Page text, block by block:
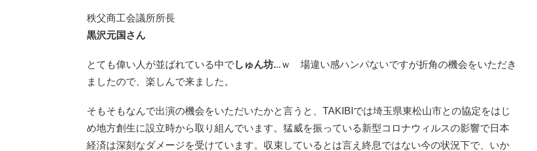
秩父商工会議所所長
黒沢元国さん
とても偉い人が並ばれている中でしゅん坊...ｗ 場違い感ハンパないですが折角の機会をいただき
ましたので、楽しんで来ました。
そもそもなんで出演の機会をいただいたかと言うと、TAKIBIでは埼玉県東松山市との協定をはじ
め地方創生に設立時から取り組んでいます。猛威を振っている新型コロナウィルスの影響で日本
経済は深刻なダメージを受けています。収束しているとは言え終息ではない今の状況下で、いか